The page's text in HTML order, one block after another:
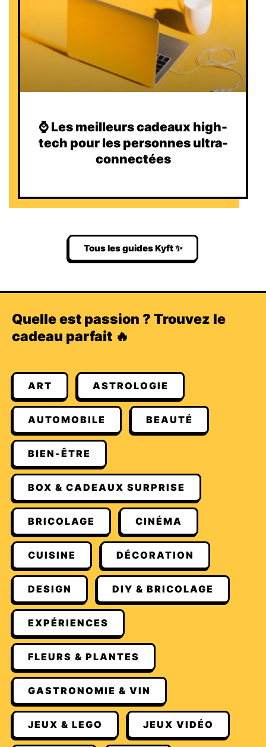
⌚️ Les meilleurs cadeaux high-
tech pour les personnes ultra-
connectées
Tous les guides Kyft ✨
Quelle est passion ? Trouvez le
cadeau parfait 🔥
ART ASTROLOGIE
AUTOMOBILE BEAUTÉ
BIEN-ÊTRE
BOX & CADEAUX SURPRISE
BRICOLAGE CINÉMA
CUISINE DÉCORATION
DESIGN DIY & BRICOLAGE
EXPÉRIENCES
FLEURS & PLANTES
GASTRONOMIE & VIN
JEUX & LEGO JEUX VIDÉO